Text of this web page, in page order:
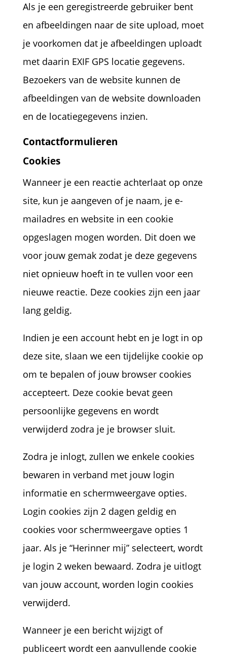
Als je een geregistreerde gebruiker bent
en afbeeldingen naar de site upload, moet
je voorkomen dat je afbeeldingen uploadt
met daarin EXIF GPS locatie gegevens.
Bezoekers van de website kunnen de
afbeeldingen van de website downloaden
en de locatiegegevens inzien.
Contactformulieren
Cookies
Wanneer je een reactie achterlaat op onze
site, kun je aangeven of je naam, je e-
mailadres en website in een cookie
opgeslagen mogen worden. Dit doen we
voor jouw gemak zodat je deze gegevens
niet opnieuw hoeft in te vullen voor een
nieuwe reactie. Deze cookies zijn een jaar
lang geldig.
Indien je een account hebt en je logt in op
deze site, slaan we een tijdelijke cookie op
om te bepalen of jouw browser cookies
accepteert. Deze cookie bevat geen
persoonlijke gegevens en wordt
verwijderd zodra je je browser sluit.
Zodra je inlogt, zullen we enkele cookies
bewaren in verband met jouw login
informatie en schermweergave opties.
Login cookies zijn 2 dagen geldig en
cookies voor schermweergave opties 1
jaar. Als je “Herinner mij” selecteert, wordt
je login 2 weken bewaard. Zodra je uitlogt
van jouw account, worden login cookies
verwijderd.
Wanneer je een bericht wijzigt of
publiceert wordt een aanvullende cookie